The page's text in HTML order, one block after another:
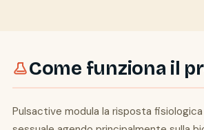
Come funziona il
Pulsactive modula la risposta